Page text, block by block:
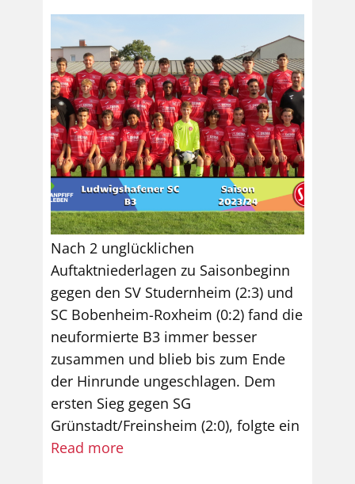
Nach 2 unglücklichen
Auftaktniederlagen zu Saisonbeginn
gegen den SV Studernheim (2:3) und
SC Bobenheim-Roxheim (0:2) fand die
neuformierte B3 immer besser
zusammen und blieb bis zum Ende
der Hinrunde ungeschlagen. Dem
ersten Sieg gegen SG
Grünstadt/Freinsheim (2:0), folgte ein
Read more